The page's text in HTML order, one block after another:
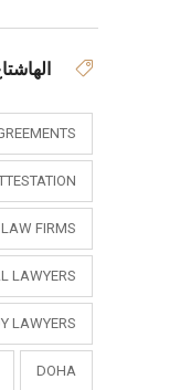
FIRMS
LAWYERS
LAWYERS
DOHA